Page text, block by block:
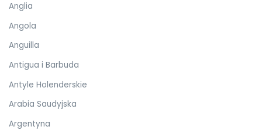
Anglia
Angola
Anguilla
Antigua i Barbuda
Antyle Holenderskie
Arabia Saudyjska
Argentyna